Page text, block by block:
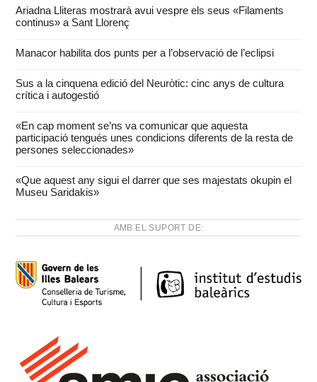
Ariadna Lliteras mostrarà avui vespre els seus «Filaments
continus» a Sant Llorenç
Manacor habilita dos punts per a l’observació de l’eclipsi
Sus a la cinquena edició del Neuròtic: cinc anys de cultura
crítica i autogestió
«En cap moment se’ns va comunicar que aquesta
participació tengués unes condicions diferents de la resta de
persones seleccionades»
«Que aquest any sigui el darrer que ses majestats okupin el
Museu Saridakis»
AMB EL SUPORT DE: